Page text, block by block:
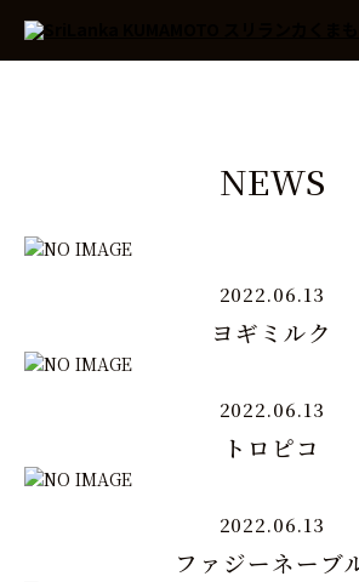
NEWS
2022.06.13
ヨギミルク
2022.06.13
トロピコ
2022.06.13
ファジーネーブ